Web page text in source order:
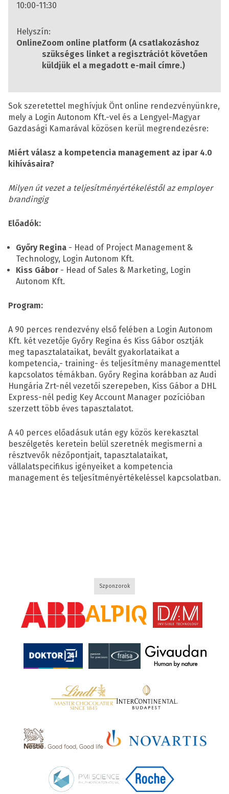
10:00-11:30
Helyszín:
OnlineZoom online platform (A csatlakozáshoz
szükséges linket a regisztrációt követően
küldjük el a megadott e-mail címre.)
Sok szeretettel meghívjuk Önt online rendezvényünkre,
mely a Login Autonom Kft.-vel és a Lengyel-Magyar
Gazdasági Kamarával közösen kerül megrendezésre:
Miért válasz a kompetencia management az ipar 4.0
kihívásaira?
Milyen út vezet a teljesítményértékeléstől az employer
brandingig
Előadók:
Győry Regina - Head of Project Management &
Technology, Login Autonom Kft.
Kiss Gábor- Head of Sales & Marketing, Login
Autonom Kft.
Program:
A 90 perces rendezvény első felében a Login Autonom
Kft. két vezetője Győry Regina és Kiss Gábor osztják
meg tapasztalataikat, bevált gyakorlataikat a
kompetencia,- training- és teljesítmény managementtel
kapcsolatos témákban. Győry Regina korábban az Audi
Hungária Zrt-nél vezetői szerepeben, Kiss Gábor a DHL
Express-nél pedig Key Account Manager pozícióban
szerzett több éves tapasztalatot.
A 40 perces előadásuk után egy közös kerekasztal
beszélgetés keretein belül szeretnék megismerni a
résztvevők nézőpontjait, tapasztalataikat,
vállalatspecifikus igényeiket a kompetencia
management és teljesítményértékeléssel kapcsolatban.
Szponzorok